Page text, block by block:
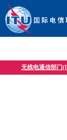
无线电通信部门